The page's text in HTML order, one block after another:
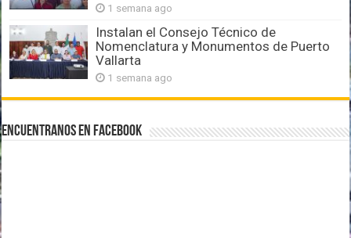
1 semana ago
Instalan el Consejo Técnico de
Nomenclatura y Monumentos de Puerto
Vallarta
1 semana ago
Encuentranos en Facebook